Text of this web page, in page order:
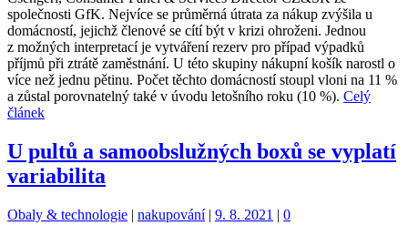
společnosti GfK. Nejvíce se průměrná útrata za nákup zvýšila u
domácností, jejichž členové se cítí být v krizi ohroženi. Jednou
z možných interpretací je vytváření rezerv pro případ výpadků
příjmů při ztrátě zaměstnání. U této skupiny nákupní košík narostl o
více než jednu pětinu. Počet těchto domácností stoupl vloni na 11 %
a zůstal porovnatelný také v úvodu letošního roku (10 %). Celý
článek
U pultů a samoobslužných boxů se vyplatí
variabilita
Kategorie:
Obaly & technologie | Štítky:
nakupování | 9. 8. 2021 | 0